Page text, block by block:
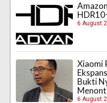
6 August
Xiaomi
Bukti
6 August